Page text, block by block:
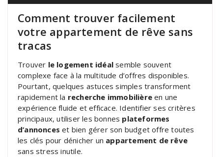
Comment trouver facilement
votre appartement de rêve sans
tracas
Trouver le logement idéal semble souvent
complexe face à la multitude d’offres disponibles.
Pourtant, quelques astuces simples transforment
rapidement la recherche immobilière en une
expérience fluide et efficace. Identifier ses critères
principaux, utiliser les bonnes plateformes
d’annonces et bien gérer son budget offre toutes
les clés pour dénicher un appartement de rêve
sans stress inutile.